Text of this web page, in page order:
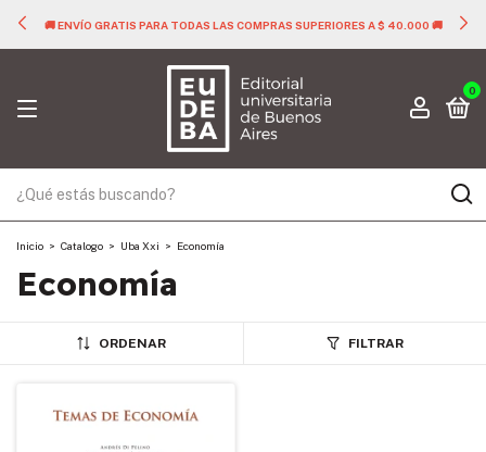
🚚 ENVÍO GRATIS PARA TODAS LAS COMPRAS SUPERIORES A $ 40.000 🚚
0
Inicio > Catalogo > Uba Xxi > Economía
Economía
ORDENAR FILTRAR